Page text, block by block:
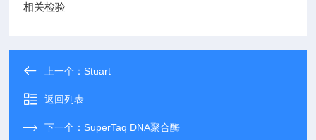
相关检验
上一个：Stuart
返回列表
下一个：SuperTaq DNA聚合酶